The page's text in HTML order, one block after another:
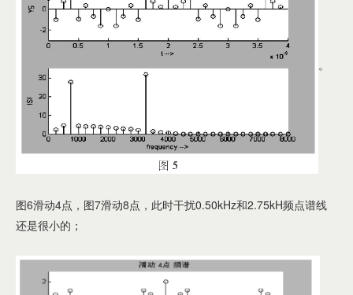
。
图6滑动4点，图7滑动8点，此时干扰0.50kHz和2.75kH频点谱线
还是很小的；